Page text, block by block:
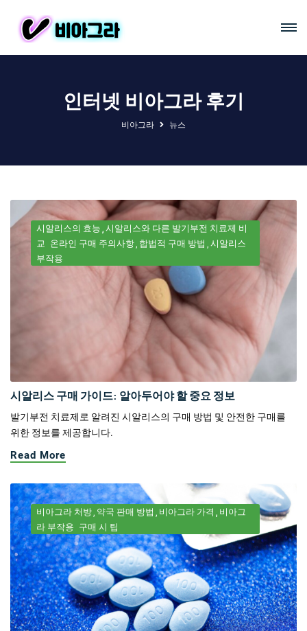
인터넷 비아그라 후기
비아그라 뉴스
시알리스의 효능 시알리스와 다른 발기부전 치료제 비
교 온라인 구매 주의사항 합법적 구매 방법 시알리스
부작용
시알리스 구매 가이드: 알아두어야 할 중요 정보
발기부전 치료제로 알려진 시알리스의 구매 방법 및 안전한 구매를
위한 정보를 제공합니다.
Read More
비아그라 처방 약국 판매 방법 비아그라 가격
비아그
라 부작용 구매 시 팁